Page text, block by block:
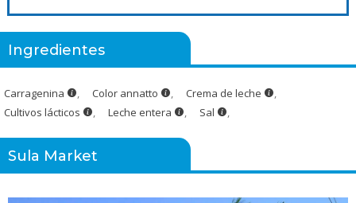
Ingredientes
Carragenina , Color annatto , Crema de leche
,
Cultivos lácticos
, Leche entera , Sal ,
Sula Market